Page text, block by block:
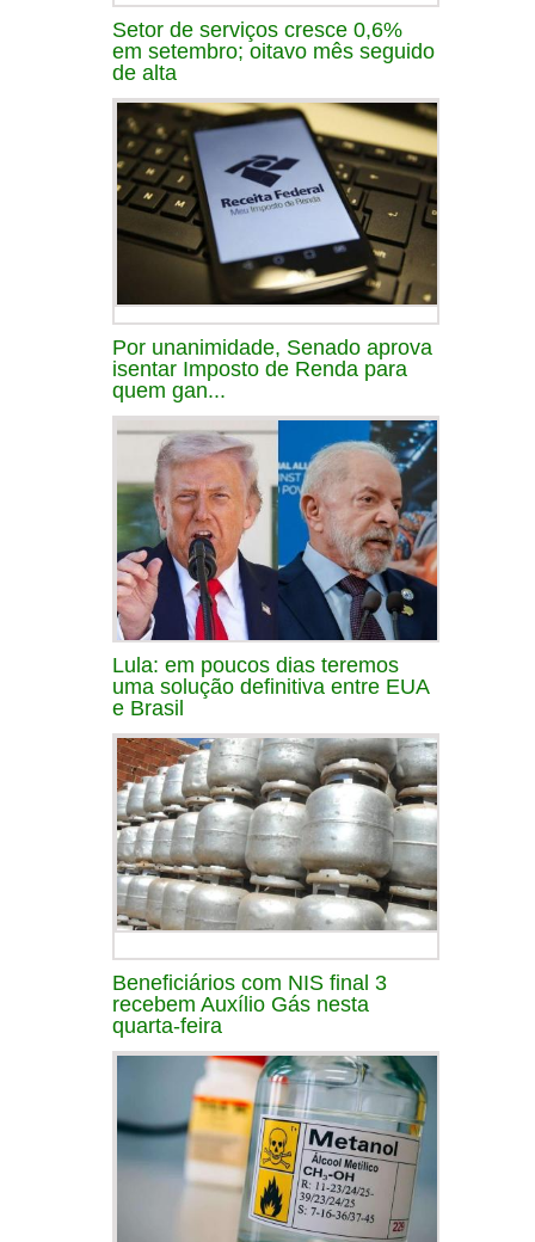
Setor de serviços cresce 0,6%
em setembro; oitavo mês seguido
de alta
Por unanimidade, Senado aprova
isentar Imposto de Renda para
quem gan...
Lula: em poucos dias teremos
uma solução definitiva entre EUA
e Brasil
Beneficiários com NIS final 3
recebem Auxílio Gás nesta
quarta-feira